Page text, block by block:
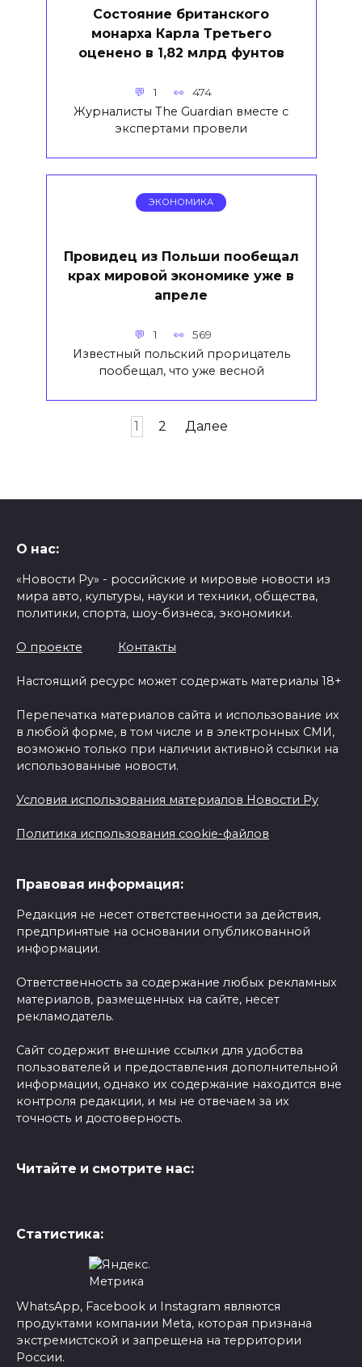
Состояние британского
монарха Карла Третьего
оценено в 1,82 млрд фунтов
1 474
Журналисты The Guardian вместе с
экспертами провели
ЭКОНОМИКА
Провидец из Польши пообещал
крах мировой экономике уже в
апреле
1 569
Известный польский прорицатель
пообещал, что уже весной
1 2 Далее
О нас:
«Новости Ру» - российские и мировые новости из
мира авто, культуры, науки и техники, общества,
политики, спорта, шоу-бизнеса, экономики.
О проекте Контакты
Настоящий ресурс может содержать материалы 18+
Перепечатка материалов сайта и использование их
в любой форме, в том числе и в электронных СМИ,
возможно только при наличии активной ссылки на
использованные новости.
Условия использования материалов Новости Ру
Политика использования cookie-файлов
Правовая информация:
Редакция не несет ответственности за действия,
предпринятые на основании опубликованной
информации.
Ответственность за содержание любых рекламных
материалов, размещенных на сайте, несет
рекламодатель.
Сайт содержит внешние ссылки для удобства
пользователей и предоставления дополнительной
информации, однако их содержание находится вне
контроля редакции, и мы не отвечаем за их
точность и достоверность.
Читайте и смотрите нас:
Статистика:
WhatsApp, Facebook и Instagram являются
продуктами компании Meta, которая признана
экстремистской и запрещена на территории
России.